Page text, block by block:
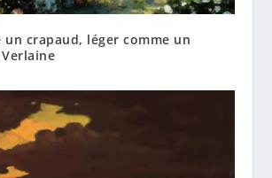
un crapaud, léger comme un